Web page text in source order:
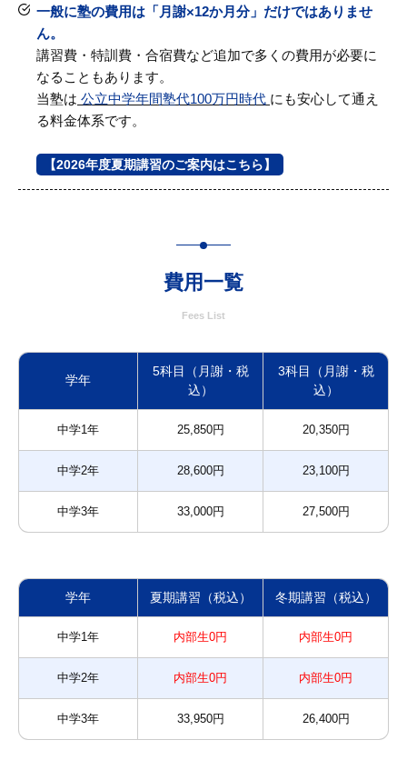
一般に塾の費用は「月謝×12か月分」だけではありませ
ん。
講習費・特訓費・合宿費など追加で多くの費用が必要に
なることもあります。
当塾は 公立中学年間塾代100万円時代 にも安心して通え
る料金体系です。
【2026年度夏期講習のご案内はこちら】
費用一覧
Fees List
学年
5科目（月謝・税
込）
3科目（月謝・税
込）
中学1年 25,850円 20,350円
中学2年 28,600円 23,100円
中学3年 33,000円 27,500円
学年 夏期講習（税込） 冬期講習（税込）
中学1年 内部生0円 内部生0円
中学2年 内部生0円 内部生0円
中学3年 33,950円 26,400円